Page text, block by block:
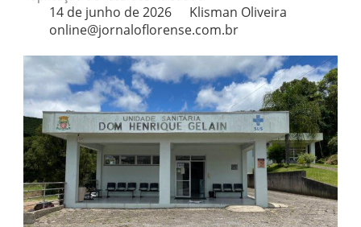
14 de junho de 2026
Klisman Oliveira
online@jornaloflorense.com.br